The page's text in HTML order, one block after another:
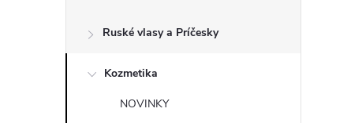
Ruské vlasy a Príčesky
Kozmetika
NOVINKY